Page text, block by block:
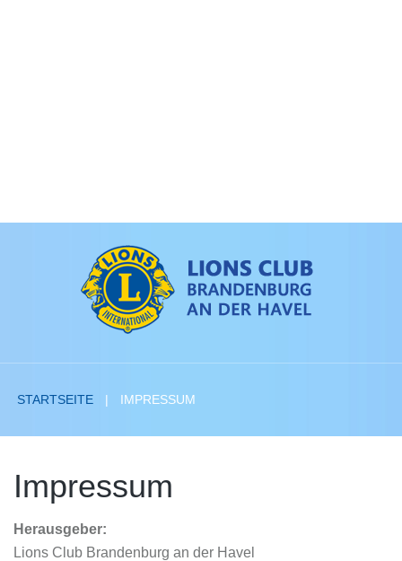
STARTSEITE IMPRESSUM
Impressum
Herausgeber:
Lions Club Brandenburg an der Havel